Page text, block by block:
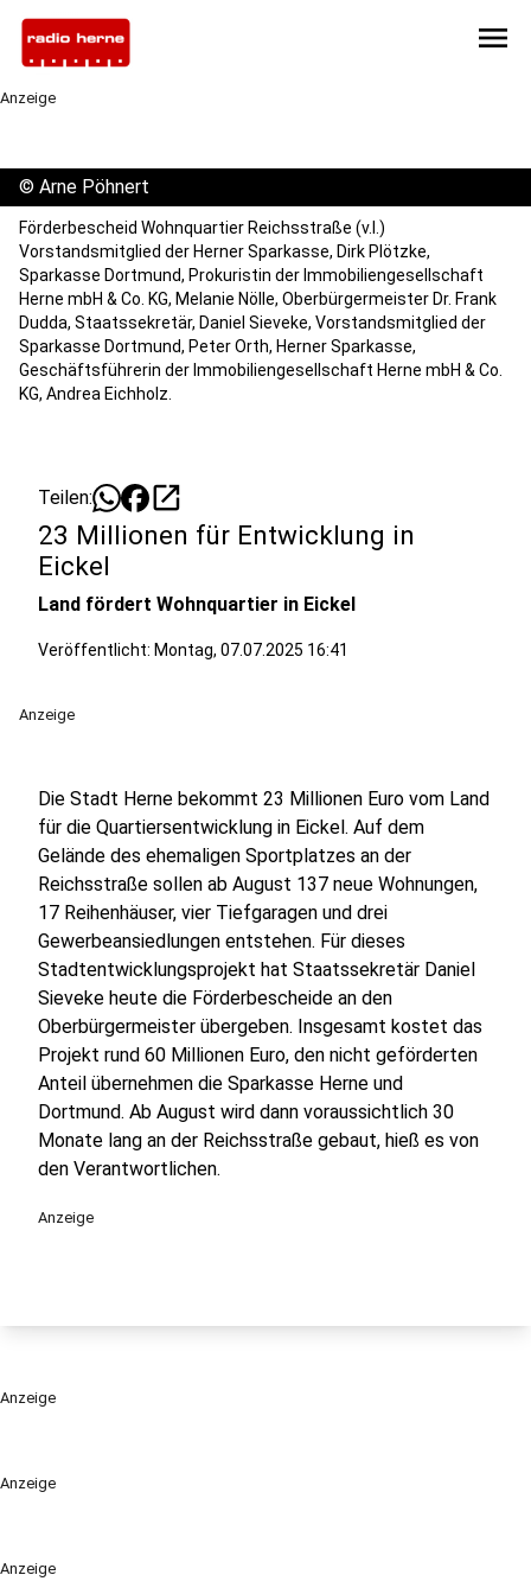
menu
Anzeige
Anzeige
Anzeige
© Arne Pöhnert
Förderbescheid Wohnquartier Reichsstraße (v.l.)
Vorstandsmitglied der Herner Sparkasse, Dirk Plötzke,
Sparkasse Dortmund, Prokuristin der Immobiliengesellschaft
Herne mbH & Co. KG, Melanie Nölle, Oberbürgermeister Dr. Frank
Dudda, Staatssekretär, Daniel Sieveke, Vorstandsmitglied der
Sparkasse Dortmund, Peter Orth, Herner Sparkasse,
Geschäftsführerin der Immobiliengesellschaft Herne mbH & Co.
KG, Andrea Eichholz.
Teilen: open_in_new
23 Millionen für Entwicklung in
Eickel
Land fördert Wohnquartier in Eickel
Veröffentlicht: Montag, 07.07.2025 16:41
Anzeige
Die Stadt Herne bekommt 23 Millionen Euro vom Land
für die Quartiersentwicklung in Eickel. Auf dem
Gelände des ehemaligen Sportplatzes an der
Reichsstraße sollen ab August 137 neue Wohnungen,
17 Reihenhäuser, vier Tiefgaragen und drei
Gewerbeansiedlungen entstehen. Für dieses
Stadtentwicklungsprojekt hat Staatssekretär Daniel
Sieveke heute die Förderbescheide an den
Oberbürgermeister übergeben. Insgesamt kostet das
Projekt rund 60 Millionen Euro, den nicht geförderten
Anteil übernehmen die Sparkasse Herne und
Dortmund. Ab August wird dann voraussichtlich 30
Monate lang an der Reichsstraße gebaut, hieß es von
den Verantwortlichen.
Anzeige
Anzeige